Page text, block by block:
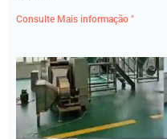
Consulte Mais informação "